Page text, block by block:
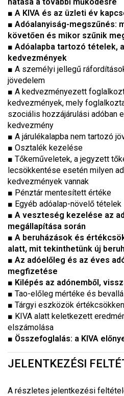
■ A KIVA és az üzleti év
■ Adóalanyiság-megszűnés:
követően és mikor szűnik
■ Adóalapba tartozó tételek,
kedvezmények
■ A személyi jellegű
jövedelem
■ A kedvezményezett
kedvezmények, mely
szociális hozzájárulási adóban
kedvezmény
■ A járulékalapba nem tartozó
■ Osztalék kezelése
■ Tőkeműveletek, a jegyzett
lecsökkentése esetén milyen
kedvezmények vannak
■ Pénztár mentesített értéke
■ Egyéb adóalap-növelő tételek
■ A veszteség kezelése az
megállapítása során
■ A beruházások és
alatt, mit tekinthetünk új
■ Az adóelőleg és az éves
megfizetése
■ Kilépés az adónemből,
■ Tao-előleg mértéke és
■ Tárgyi eszközök
■ KIVA alatt keletkezett
elszámolása
■ Összefoglalás: a KIVA
JELENTKEZÉSI
A részletes jelentkezési